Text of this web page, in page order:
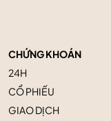
CHỨNG KHOÁN
24H
CỔ PHIẾU
GIAO DỊCH